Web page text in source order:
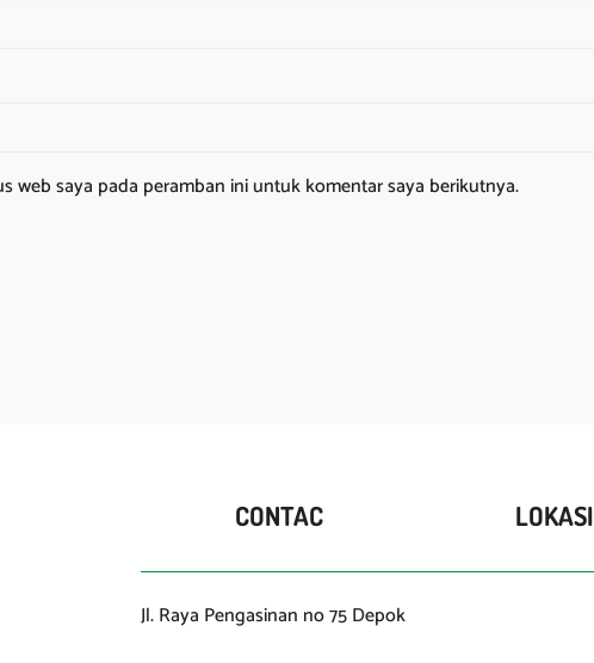
web saya pada peramban ini untuk komentar saya berikutnya.
CONTAC
Jl. Raya Pengasinan no 75 Depok
LOKASI